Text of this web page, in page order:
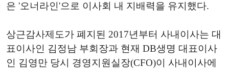
은 '오너라인'으로 이사회 내 지배력을 유지했다.
상근감사제도가 폐지된 2017년부터 사내이사는 대
표이사인 김정남 부회장과 현재 DB생명 대표이사
인 김영만 당시 경영지원실장(CFO)이 사내이사에